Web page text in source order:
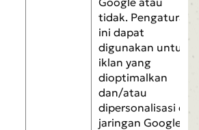
tidak. Pengaturan
ini dapat
digunakan untuk
iklan yang
dioptimalkan
dan/atau
dipersonalisasi di
jaringan Google.